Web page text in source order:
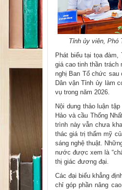
Tỉnh ủy viên, Phó
Phát biểu tại tọa
giá cao tinh thần trách
nghị Ban Tổ chức sau
Dân vận Tỉnh ủy làm
vụ trong năm 2026.
Nội dung thảo luận
Hảo và cầu Thống
trình này vẫn chưa
thác giá trị thẩm mỹ
sáng nghệ thuật.
nước được xem là
thị giác đương đại.
Các đại biểu khẳng
chỉ góp phần nâng